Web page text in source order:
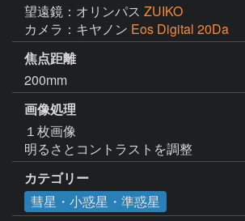
望遠鏡：オリンパス ZUIKO
カメラ：キヤノン Eos Digital 20Da
焦点距離
200mm
画像処理
１枚画像
明るさとコントラストを調整
カテゴリー
彗星・小惑星・準惑星